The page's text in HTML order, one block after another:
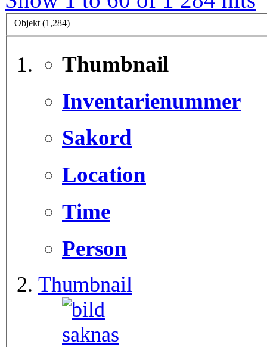
Objekt (1,284)
Thumbnail
Inventarienummer
Sakord
Location
Time
Person
Thumbnail